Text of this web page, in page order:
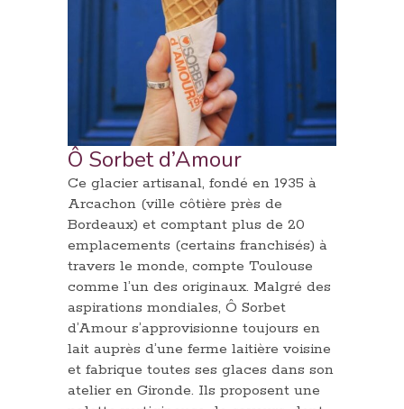
Ô Sorbet d’Amour
Ce glacier artisanal, fondé en 1935 à
Arcachon (ville côtière près de
Bordeaux) et comptant plus de 20
emplacements (certains franchisés) à
travers le monde, compte Toulouse
comme l’un des originaux. Malgré des
aspirations mondiales, Ô Sorbet
d’Amour s’approvisionne toujours en
lait auprès d’une ferme laitière voisine
et fabrique toutes ses glaces dans son
atelier en Gironde. Ils proposent une